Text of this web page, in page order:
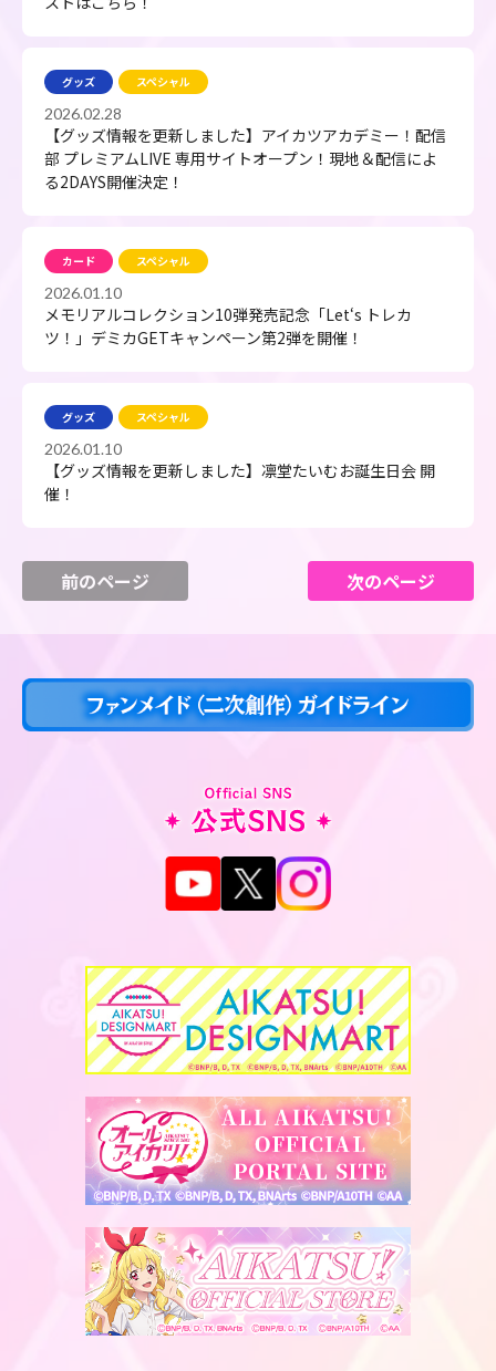
グッズ スペシャル
2026.02.28
【グッズ情報を更新しました】アイカツアカデミー！配信
部 プレミアムLIVE 専用サイトオープン！現地＆配信によ
る2DAYS開催決定！
カード スペシャル
2026.01.10
メモリアルコレクション10弾発売記念「Let‘s トレカ
ツ！」デミカGETキャンペーン第2弾を開催！
グッズ スペシャル
2026.01.10
【グッズ情報を更新しました】凛堂たいむお誕生日会 開
催！
前のページ 次のページ